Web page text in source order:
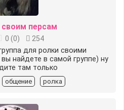
своим персам
0 (0)
254
для ролки своими
найдете в самой группе) ну
там только
общение ролка